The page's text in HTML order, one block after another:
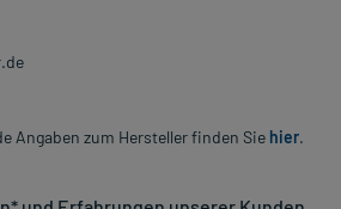
Angaben zum Hersteller finden Sie hier.